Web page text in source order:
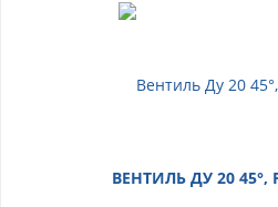
ВЕНТИЛЬ ДУ 20 45°,